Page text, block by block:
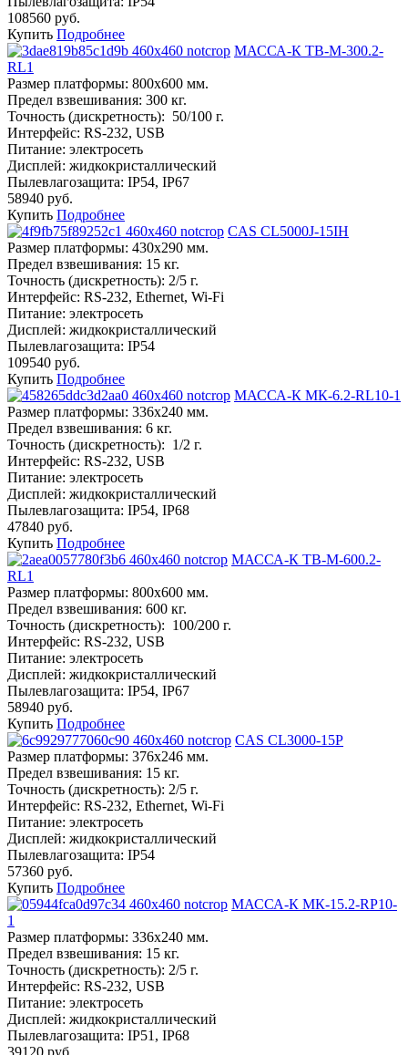
108560 руб.
Купить Подробнее
МАССА-К ТВ-M-300.2-
RL1
Размер платформы: 800х600 мм.
Предел взвешивания: 300 кг.
Точность (дискретность): 50/100 г.
Интерфейс: RS-232, USB
Питание: электросеть
Дисплей: жидкокристаллический
Пылевлагозащита: IP54, IP67
58940 руб.
Купить Подробнее
CAS CL5000J-15IH
Размер платформы: 430х290 мм.
Предел взвешивания: 15 кг.
Точность (дискретность): 2/5 г.
Интерфейс: RS-232, Ethernet, Wi-Fi
Питание: электросеть
Дисплей: жидкокристаллический
Пылевлагозащита: IP54
109540 руб.
Купить Подробнее
МАССА-К МК-6.2-RL10-1
Размер платформы: 336х240 мм.
Предел взвешивания: 6 кг.
Точность (дискретность): 1/2 г.
Интерфейс: RS-232, USB
Питание: электросеть
Дисплей: жидкокристаллический
Пылевлагозащита: IP54, IP68
47840 руб.
Купить Подробнее
МАССА-К ТВ-M-600.2-
RL1
Размер платформы: 800х600 мм.
Предел взвешивания: 600 кг.
Точность (дискретность): 100/200 г.
Интерфейс: RS-232, USB
Питание: электросеть
Дисплей: жидкокристаллический
Пылевлагозащита: IP54, IP67
58940 руб.
Купить Подробнее
CAS CL3000-15P
Размер платформы: 376х246 мм.
Предел взвешивания: 15 кг.
Точность (дискретность): 2/5 г.
Интерфейс: RS-232, Ethernet, Wi-Fi
Питание: электросеть
Дисплей: жидкокристаллический
Пылевлагозащита: IP54
57360 руб.
Купить Подробнее
МАССА-К МК-15.2-RP10-
1
Размер платформы: 336х240 мм.
Предел взвешивания: 15 кг.
Точность (дискретность): 2/5 г.
Интерфейс: RS-232, USB
Питание: электросеть
Дисплей: жидкокристаллический
Пылевлагозащита: IP51, IP68
39120 руб.